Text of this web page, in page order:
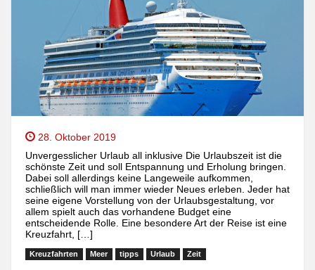
28. Oktober 2019
Unvergesslicher Urlaub all inklusive Die Urlaubszeit ist die
schönste Zeit und soll Entspannung und Erholung bringen.
Dabei soll allerdings keine Langeweile aufkommen,
schließlich will man immer wieder Neues erleben. Jeder hat
seine eigene Vorstellung von der Urlaubsgestaltung, vor
allem spielt auch das vorhandene Budget eine
entscheidende Rolle. Eine besondere Art der Reise ist eine
Kreuzfahrt, […]
Kreuzfahrten Meer tipps Urlaub Zeit